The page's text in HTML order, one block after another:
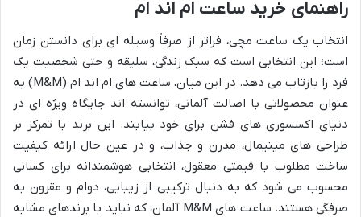
راهنمای خرید ساعت ام اند ام
انتخاب یک ساعت مچی، فراتر از صرفاً وسیله ای برای دانستن زمان
است؛ این انتخابی است که سبک زندگی، سلیقه و حتی شخصیت یک
فرد را بازتاب می دهد. در این میان، ساعت های ام اند ام (M&M) به
عنوان محصولاتی با اصالت آلمانی، توانسته اند جایگاه ویژه ای در
دنیای اکسسوری های فشن برای خود بیابند. این برند با تمرکز بر
طراحی های مینیمال، مدرن و جذاب، و در عین حال ارائه کیفیت
ساخت مطلوب با قیمتی معقول، انتخابی هوشمندانه برای کسانی
محسوب می شود که به دنبال ترکیبی از زیبایی، دوام و مقرون به
صرفگی هستند. ساعت های M&M آلمان، که نباید با برندهای مشابه